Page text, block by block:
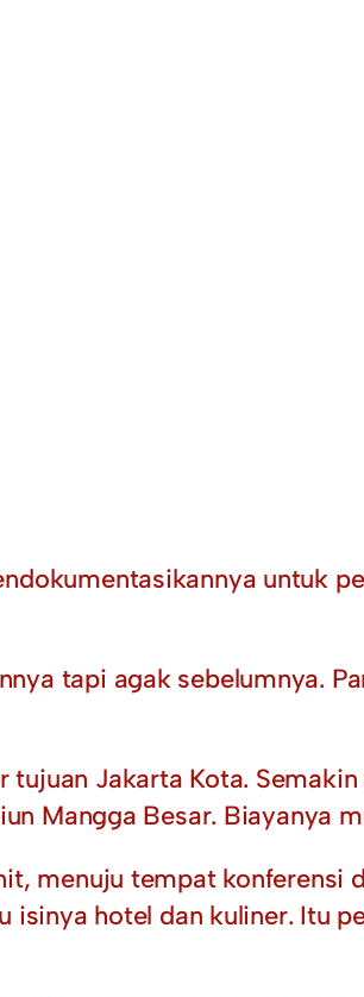
untuk
tapi agak sebelumnya.
Jakarta Kota.
Mangga Besar. Biayanya
menuju tempat konferensi
isinya hotel dan kuliner. Itu